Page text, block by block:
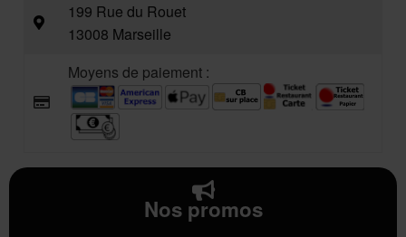
199 Rue du Rouet
13008 Marseille
Moyens de paiement :
Nos promos